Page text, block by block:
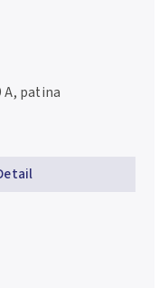
A, patina